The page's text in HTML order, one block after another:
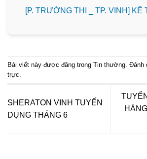
️[P. TRƯỜNG THI _ TP. VINH]
Bài viết này được đăng trong Tin thường . Đánh
trực
SHERATON VINH TUYỂN
DỤNG THÁNG 6